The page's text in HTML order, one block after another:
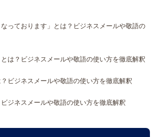
なっております」とは？ビジネスメールや敬語の
とは？ビジネスメールや敬語の使い方を徹底解釈
？ビジネスメールや敬語の使い方を徹底解釈
ビジネスメールや敬語の使い方を徹底解釈